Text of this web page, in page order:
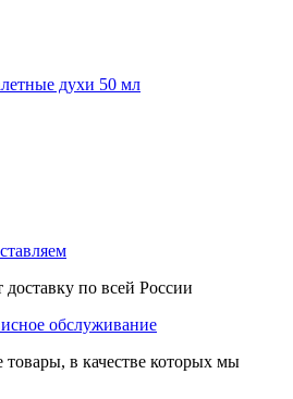
духи 50 мл
по всей России
обслуживание
в качестве которых мы